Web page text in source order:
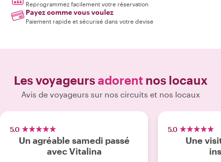
Reprogrammez facilement votre réservation
Payez comme vous voulez
Paiement rapide et sécurisé dans votre devise
Les voyageursadorentnos locaux
Avis de voyageurs sur nos circuits et nos locaux
5.0
Un agréable samedi passé
avec Vitalina
5.0
Une